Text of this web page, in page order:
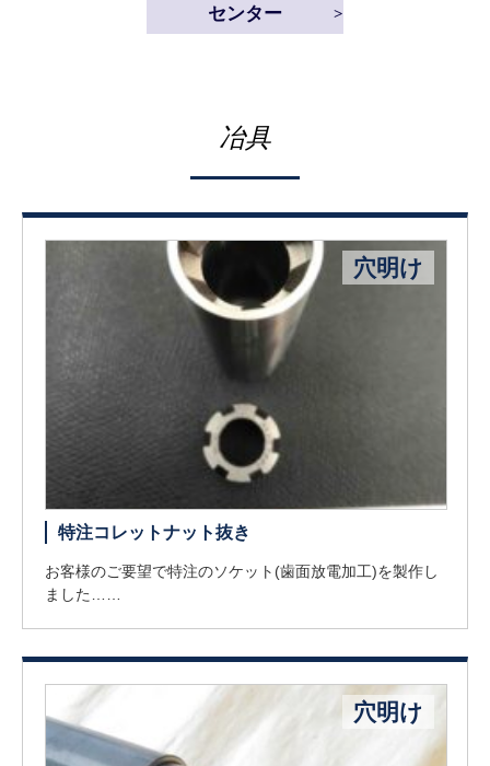
センター
冶具
特注コレットナット抜き
お客様のご要望で特注のソケット(歯面放電加工)を製作し
ました……
穴明け
穴明け